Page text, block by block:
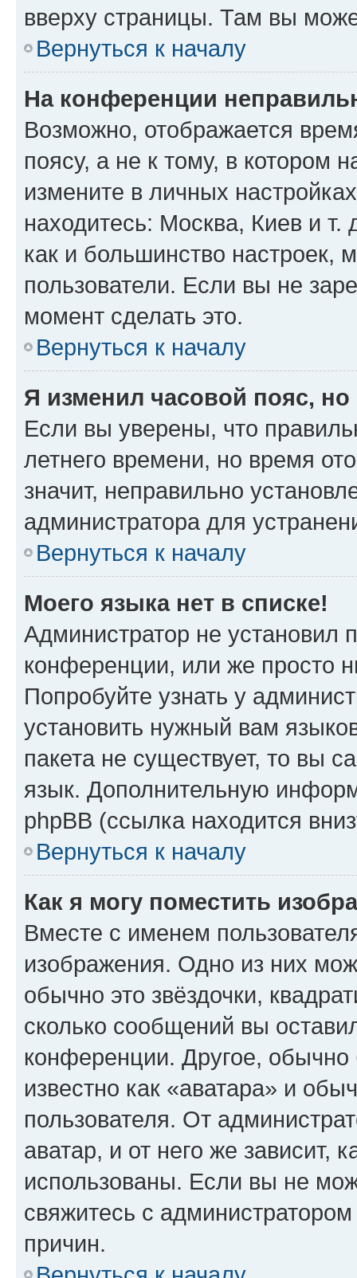
вверху страницы. Там вы
Вернуться к началу
На конференции
Возможно, отображается
поясу, а не к тому, в котором
измените в личных
находитесь: Москва, Киев и т.
как и большинство настроек,
пользователи. Если вы не
момент сделать это.
Вернуться к началу
Я изменил часовой пояс,
Если вы уверены, что
летнего времени, но время
значит, неправильно
администратора для
Вернуться к началу
Моего языка нет в списке!
Администратор не установил
конференции, или же просто
Попробуйте узнать у
установить нужный вам
пакета не существует, то вы
язык. Дополнительную
phpBB (ссылка находится
Вернуться к началу
Как я могу поместить
Вместе с именем
изображения. Одно из них
обычно это звёздочки,
сколько сообщений вы
конференции. Другое,
известно как «аватара» и
пользователя. От
аватар, и от него же зависит,
использованы. Если вы не
свяжитесь с
причин.